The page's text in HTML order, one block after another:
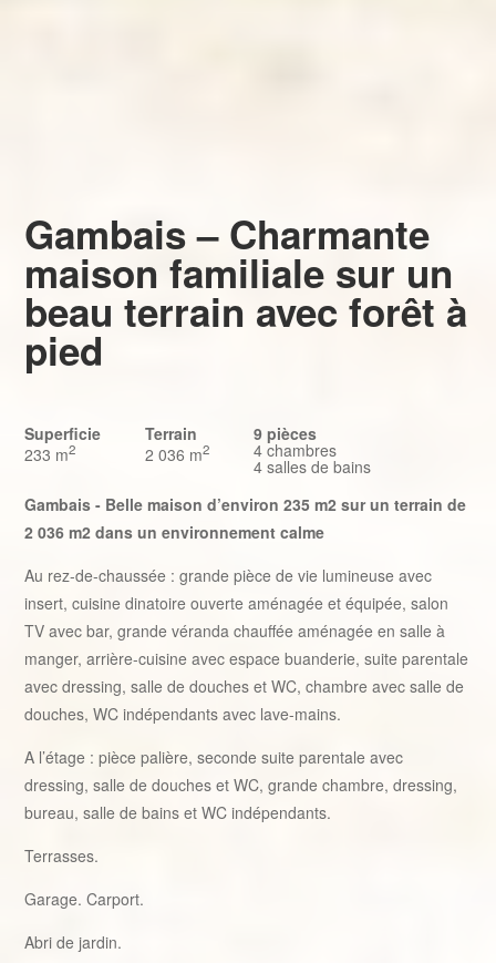
Gambais – Charmante
maison familiale sur un
beau terrain avec forêt à
pied
Superficie
233 m2
Terrain
2 036 m2
9 pièces
4 chambres
4 salles de bains
Gambais - Belle maison d’environ 235 m2 sur un terrain de
2 036 m2 dans un environnement calme
Au rez-de-chaussée : grande pièce de vie lumineuse avec
insert, cuisine dinatoire ouverte aménagée et équipée, salon
TV avec bar, grande véranda chauffée aménagée en salle à
manger, arrière-cuisine avec espace buanderie, suite parentale
avec dressing, salle de douches et WC, chambre avec salle de
douches, WC indépendants avec lave-mains.
A l’étage : pièce palière, seconde suite parentale avec
dressing, salle de douches et WC, grande chambre, dressing,
bureau, salle de bains et WC indépendants.
Terrasses.
Garage. Carport.
Abri de jardin.